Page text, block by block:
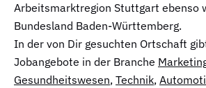
Arbeitsmarktregion Stuttgart ebenso
Bundesland Baden-Württemberg.
In der von Dir gesuchten Ortschaft
Jobangebote in der Branche
Gesundheitswesen, Technik,